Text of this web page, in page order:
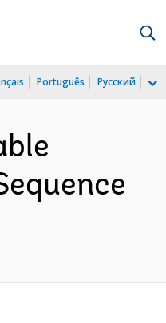
Português Русский